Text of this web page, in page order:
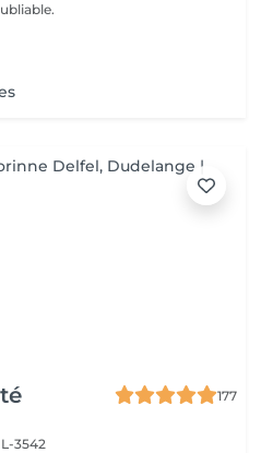
177
3542